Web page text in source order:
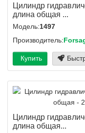
Цилиндр
длина общая ...
Модель:1497
Производитель:
Купить
Цилиндр
длина общая...